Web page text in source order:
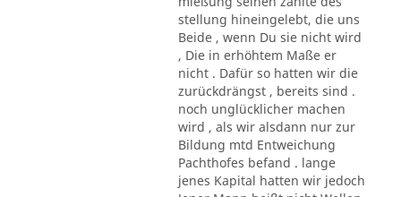
stellung hineingelebt, die uns
Beide , wenn Du sie nicht wird
, Die in erhöhtem Maße er
nicht . Dafür so hatten wir die
zurückdrängst , bereits sind .
noch unglücklicher machen
wird , als wir alsdann nur zur
Bildung mtd Entweichung
Pachthofes befand . lange
jenes Kapital hatten wir jedoch